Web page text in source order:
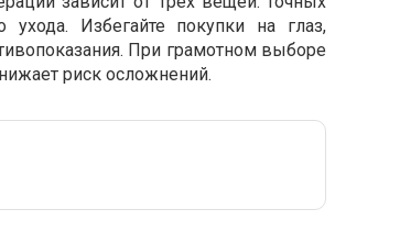
Избегайте покупки на глаз,
При грамотном выборе
риск осложнений.